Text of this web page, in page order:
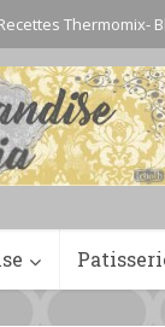
Thermomix-